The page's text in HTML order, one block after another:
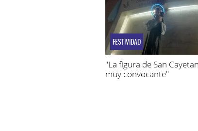
FESTIVIDAD
"La figura de San
muy convocante"